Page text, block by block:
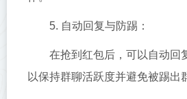
5. 自动回复与防踢：
在抢到红包后，可以自动回
以保持群聊活跃度并避免被踢出